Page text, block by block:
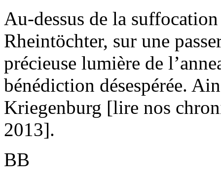
Au-dessus de la
Rheintöchter, sur une
précieuse lumière de
bénédiction désespérée.
Kriegenburg [lire nos
2013].
BB